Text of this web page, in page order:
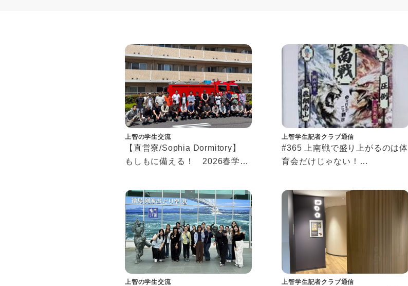
上智の学生交流
【直営寮/Sophia Dormitory】
もしもに備える！ 2026春学期
Ready for Emergencies! 2026
Spring Fire Drill Highlights
上智学生記者クラブ通信
#365 上南戦で盛り上がるのは体
育会だけじゃない！
上智の学生交流 上智学生記者クラブ通信